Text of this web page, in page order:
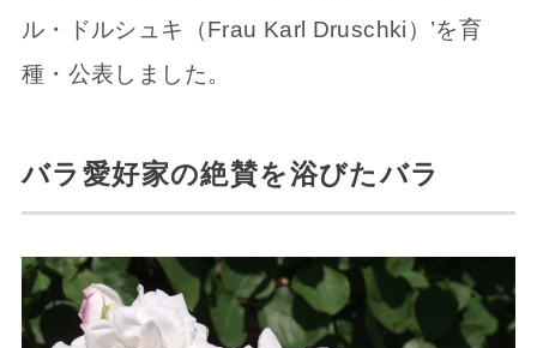
ル・ドルシュキ（Frau Karl Druschki）’を育
種・公表しました。
バラ愛好家の絶賛を浴びたバラ